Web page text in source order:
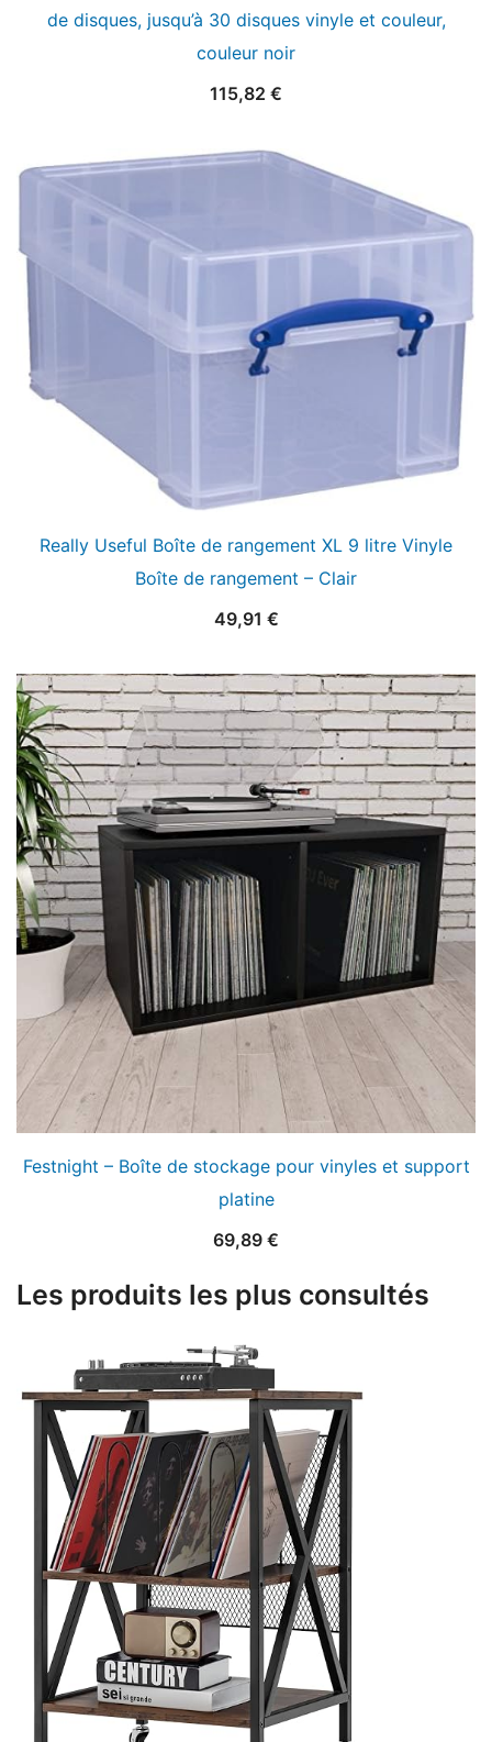
de disques, jusqu’à 30 disques vinyle et couleur,
couleur noir
115,82 €
Really Useful Boîte de rangement XL 9 litre Vinyle
Boîte de rangement – Clair
49,91 €
Festnight – Boîte de stockage pour vinyles et support
platine
69,89 €
Les produits les plus consultés